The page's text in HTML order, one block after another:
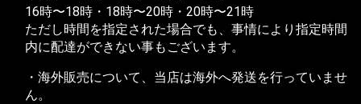
16時〜18時・18時〜20時・20時〜21時
ただし時間を指定された場合でも、事情により指定時間
内に配達ができない事もございます。
・海外販売について、当店は海外へ発送を行っていませ
ん。